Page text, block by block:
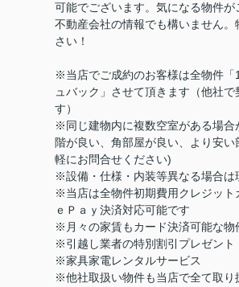
可能でございます。気になる物件
不動産会社の情報でも構いません
さい！
※当店でご成約のお客様は全物件「
ュバック」させて頂きます（他社
す）
※同じ建物内に複数空室がある場合
階が良い、角部屋が良い、より安
軽にお問合せください)
※設備・仕様・内装等異なる場合は
※当店は全物件初期費用クレジット
ｅＰａｙ決済対応可能です
※月々の家賃もカード決済可能な物
※引越し業者の特別割引プレゼント
※家具家電レンタルサービス
※他社取扱い物件も当店で全て取り